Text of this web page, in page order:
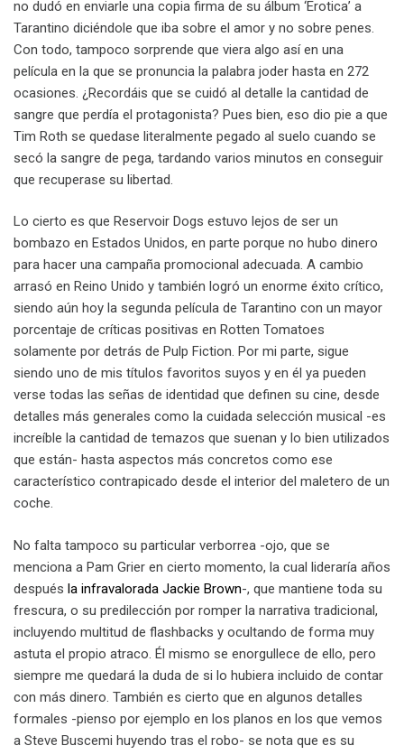
no dudó en enviarle una copia firma de su álbum ‘Erotica’ a
Tarantino diciéndole que iba sobre el amor y no sobre penes.
Con todo, tampoco sorprende que viera algo así en una
película en la que se pronuncia la palabra joder hasta en 272
ocasiones. ¿Recordáis que se cuidó al detalle la cantidad de
sangre que perdía el protagonista? Pues bien, eso dio pie a que
Tim Roth se quedase literalmente pegado al suelo cuando se
secó la sangre de pega, tardando varios minutos en conseguir
que recuperase su libertad.
Lo cierto es que Reservoir Dogs estuvo lejos de ser un
bombazo en Estados Unidos, en parte porque no hubo dinero
para hacer una campaña promocional adecuada. A cambio
arrasó en Reino Unido y también logró un enorme éxito crítico,
siendo aún hoy la segunda película de Tarantino con un mayor
porcentaje de críticas positivas en Rotten Tomatoes
solamente por detrás de Pulp Fiction. Por mi parte, sigue
siendo uno de mis títulos favoritos suyos y en él ya pueden
verse todas las señas de identidad que definen su cine, desde
detalles más generales como la cuidada selección musical -es
increíble la cantidad de temazos que suenan y lo bien utilizados
que están- hasta aspectos más concretos como ese
característico contrapicado desde el interior del maletero de un
coche.
No falta tampoco su particular verborrea -ojo, que se
menciona a Pam Grier en cierto momento, la cual lideraría años
después la infravalorada Jackie Brown-, que mantiene toda su
frescura, o su predilección por romper la narrativa tradicional,
incluyendo multitud de flashbacks y ocultando de forma muy
astuta el propio atraco. Él mismo se enorgullece de ello, pero
siempre me quedará la duda de si lo hubiera incluido de contar
con más dinero. También es cierto que en algunos detalles
formales -pienso por ejemplo en los planos en los que vemos
a Steve Buscemi huyendo tras el robo- se nota que es su